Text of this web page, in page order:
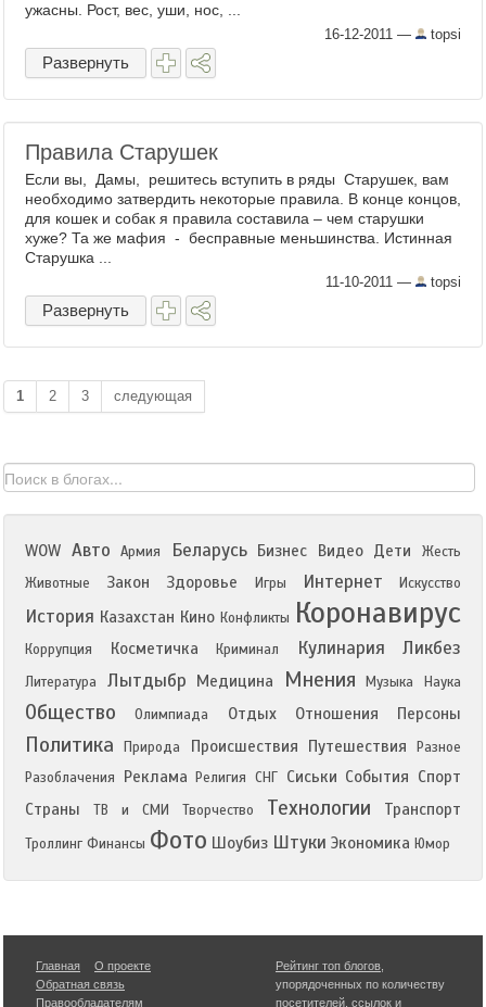
ужасны. Рост, вес, уши, нос, ...
16-12-2011 — topsi
Развернуть
Правила Старушек
Если вы, Дамы, решитесь вступить в ряды Старушек, вам
необходимо затвердить некоторые правила. В конце концов,
для кошек и собак я правила составила – чем старушки
хуже? Та же мафия - бесправные меньшинства. Истинная
Старушка ...
11-10-2011 — topsi
Развернуть
1 2 3 следующая
WOW Авто Армия Беларусь Бизнес Видео Дети
Жесть
Животные
Закон Здоровье Игры Интернет Искусство
История Казахстан Кино Конфликты Коронавирус
Коррупция Косметичка Криминал Кулинария Ликбез
Литература Лытдыбр Медицина Мнения Музыка Наука
Общество Олимпиада Отдых Отношения Персоны
Политика Природа Происшествия Путешествия
Разное
Разоблачения
Реклама Религия СНГ Сиськи События Спорт
Страны
ТВ и СМИ Творчество Технологии Транспорт
Троллинг Финансы Фото Шоубиз Штуки Экономика Юмор
Главная
О проекте
Обратная связь
Правообладателям
Рейтинг топ блогов
упорядоченных по количеству
посетителей, ссылок и